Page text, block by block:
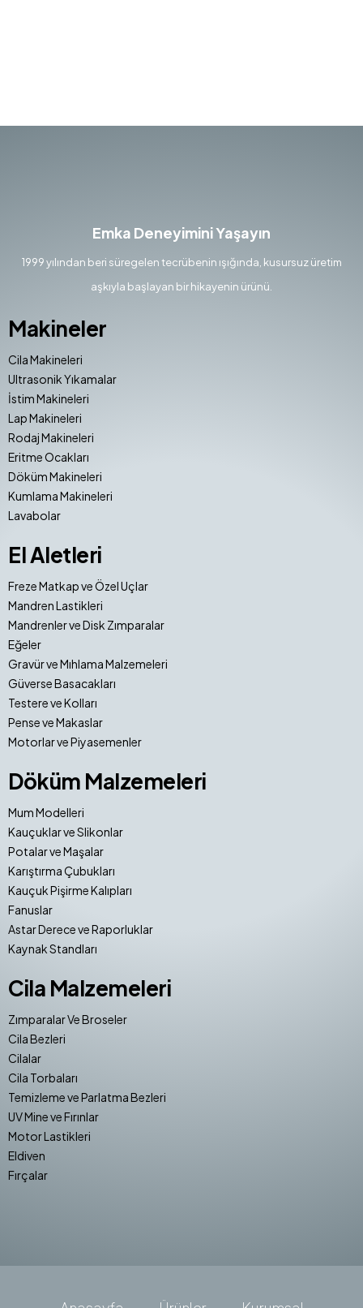
Emka Deneyimini Yaşayın
1999 yılından beri süregelen tecrübenin ışığında, kusursuz üretim
aşkıyla başlayan bir hikayenin ürünü.
Makineler
Cila Makineleri
Ultrasonik Yıkamalar
İstim Makineleri
Lap Makineleri
Rodaj Makineleri
Eritme Ocakları
Döküm Makineleri
Kumlama Makineleri
Lavabolar
El Aletleri
Freze Matkap ve Özel Uçlar
Mandren Lastikleri
Mandrenler ve Disk Zımparalar
Eğeler
Gravür ve Mıhlama Malzemeleri
Güverse Basacakları
Testere ve Kolları
Pense ve Makaslar
Motorlar ve Piyasemenler
Döküm Malzemeleri
Mum Modelleri
Kauçuklar ve Slikonlar
Potalar ve Maşalar
Karıştırma Çubukları
Kauçuk Pişirme Kalıpları
Fanuslar
Astar Derece ve Raporluklar
Kaynak Standları
Cila Malzemeleri
Zımparalar Ve Broseler
Cila Bezleri
Cilalar
Cila Torbaları
Temizleme ve Parlatma Bezleri
UV Mine ve Fırınlar
Motor Lastikleri
Eldiven
Fırçalar